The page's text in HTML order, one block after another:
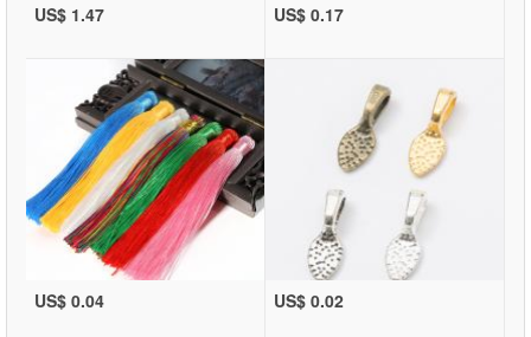
US$ 1.47 US$ 0.17
US$ 0.04 US$ 0.02